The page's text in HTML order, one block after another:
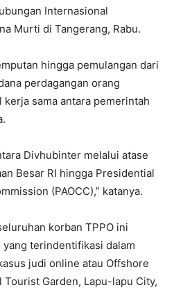
Internasional
Murti di Tangerang, Rabu.
hingga pemulangan dari
perdagangan orang
sama antara pemerintah
Divhubinter melalui atase
Besar RI hingga Presidential
(PAOCC),” katanya.
korban TPPO ini
yang terindentifikasi dalam
judi online atau Offshore
Garden, Lapu-lapu City,